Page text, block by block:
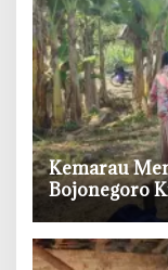
‎Kemarau
Bojonegoro
Warga Bondol